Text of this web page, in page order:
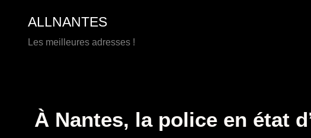
contenu
ALLNANTES
Les meilleures adresses !
À Nantes, la police en état